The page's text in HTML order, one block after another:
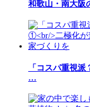
和歌山・南大阪
「コスパ重視
…